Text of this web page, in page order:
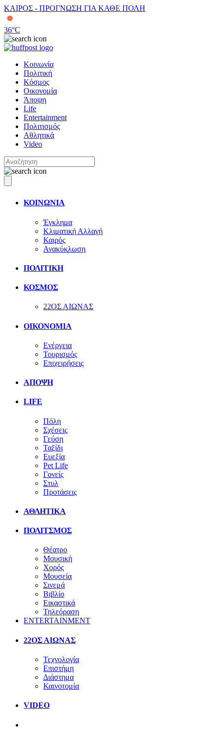
ΚΑΙΡΟΣ - ΠΡΟΓΝΩΣΗ ΓΙΑ ΚΑΘΕ ΠΟΛΗ
36°C
Κοινωνία
Πολιτική
Κόσμος
Οικονομία
Άποψη
Life
Entertainment
Πολιτισμός
Αθλητικά
Video
ΚΟΙΝΩΝΙΑ
Έγκλημα
Κλιματική Αλλαγή
Καιρός
Ανακύκλωση
ΠΟΛΙΤΙΚΗ
ΚΟΣΜΟΣ
22ΟΣ ΑΙΩΝΑΣ
ΟΙΚΟΝΟΜΙΑ
Ενέργεια
Τουρισμός
Επιχειρήσεις
ΑΠΟΨΗ
LIFE
Πόλη
Σχέσεις
Γεύση
Ταξίδι
Ευεξία
Pet Life
Γονείς
Στυλ
Προτάσεις
ΑΘΛΗΤΙΚΑ
ΠΟΛΙΤΣΜΟΣ
Θέατρο
Μουσική
Χορός
Μουσεία
Σινεμά
Βιβλίο
Εικαστικά
Τηλεόραση
ENTERTAINMENT
22ΟΣ ΑΙΩΝΑΣ
Τεχνολογία
Επιστήμη
Διάστημα
Καινοτομία
VIDEO